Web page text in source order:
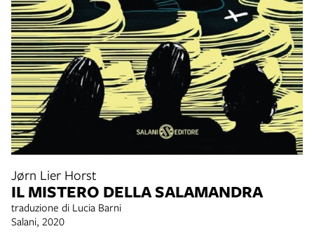
Jørn Lier Horst
IL MISTERO DELLA SALAMANDRA
traduzione di Lucia Barni
Salani, 2020